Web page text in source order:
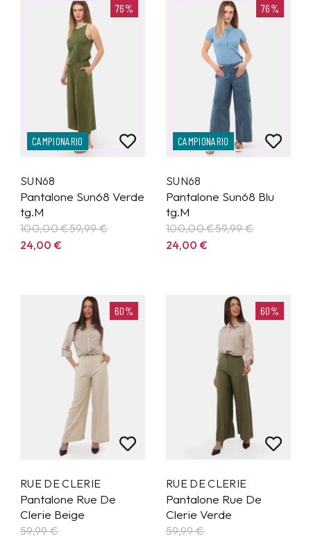
76%
CAMPIONARIO
SUN68
Pantalone Sun68 Verde
tg.M
100,00 €59,99€
24,00€
76%
CAMPIONARIO
SUN68
Pantalone Sun68 Blu
tg.M
100,00 €59,99€
24,00€
60%
RUE DE CLERIE
Pantalone Rue De
Clerie Beige
59,99€
60%
RUE DE CLERIE
Pantalone Rue De
Clerie Verde
59,99€